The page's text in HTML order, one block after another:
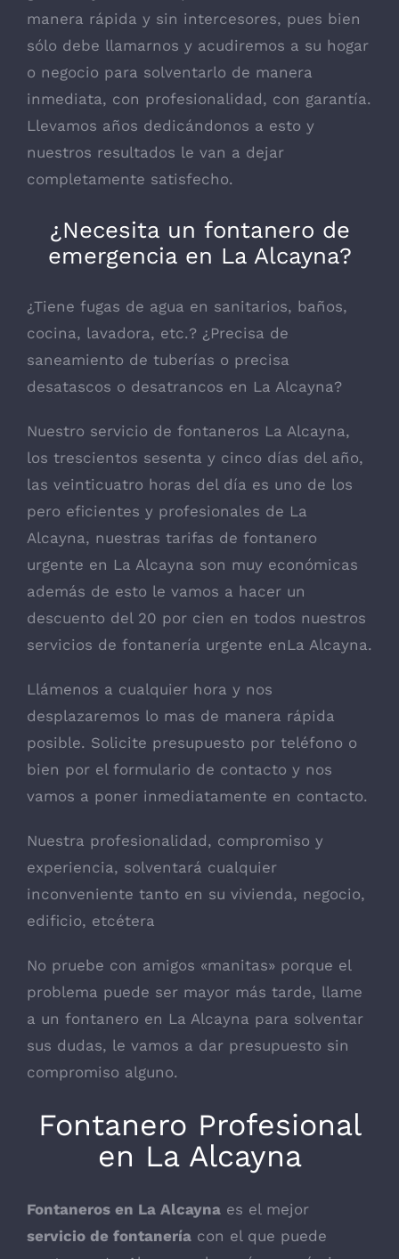
manera rápida y sin intercesores, pues bien
sólo debe llamarnos y acudiremos a su hogar
o negocio para solventarlo de manera
inmediata, con profesionalidad, con garantía.
Llevamos años dedicándonos a esto y
nuestros resultados le van a dejar
completamente satisfecho.
¿Necesita un fontanero de
emergencia en La Alcayna?
¿Tiene fugas de agua en sanitarios, baños,
cocina, lavadora, etc.? ¿Precisa de
saneamiento de tuberías o precisa
desatascos o desatrancos en La Alcayna?
Nuestro servicio de fontaneros La Alcayna,
los trescientos sesenta y cinco días del año,
las veinticuatro horas del día es uno de los
pero eficientes y profesionales de La
Alcayna, nuestras tarifas de fontanero
urgente en La Alcayna son muy económicas
además de esto le vamos a hacer un
descuento del 20 por cien en todos nuestros
servicios de fontanería urgente enLa Alcayna.
Llámenos a cualquier hora y nos
desplazaremos lo mas de manera rápida
posible. Solicite presupuesto por teléfono o
bien por el formulario de contacto y nos
vamos a poner inmediatamente en contacto.
Nuestra profesionalidad, compromiso y
experiencia, solventará cualquier
inconveniente tanto en su vivienda, negocio,
edificio, etcétera
No pruebe con amigos «manitas» porque el
problema puede ser mayor más tarde, llame
a un fontanero en La Alcayna para solventar
sus dudas, le vamos a dar presupuesto sin
compromiso alguno.
Fontanero Profesional
en La Alcayna
Fontaneros en La Alcayna es el mejor
servicio de fontanería con el que puede